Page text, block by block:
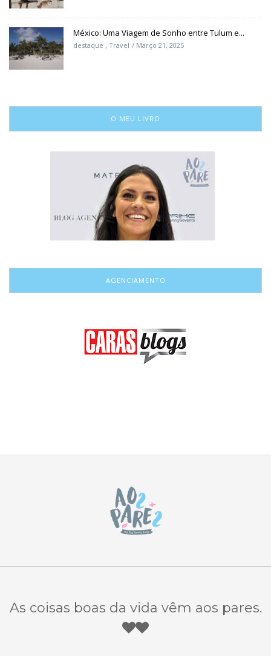
México: Uma Viagem de Sonho entre Tulum e...
destaque , Travel Março 21, 2025
O MEU LIVRO
AGENCIAMENTO
As coisas boas da vida vêm aos pares.